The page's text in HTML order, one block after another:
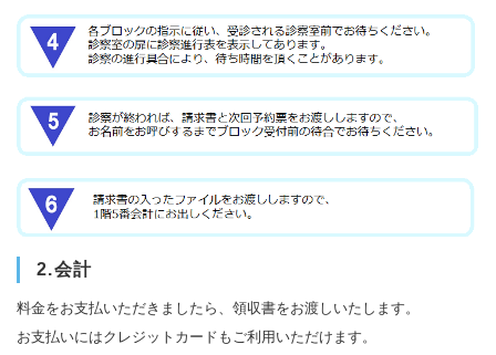
2.会計
料金をお支払いただきましたら、領収書をお渡しいたします。
お支払いにはクレジットカードもご利用いただけます。